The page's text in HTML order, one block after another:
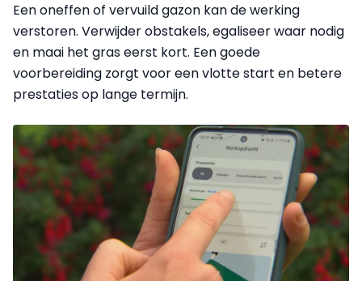
Een oneffen of vervuild gazon kan de werking
verstoren. Verwijder obstakels, egaliseer waar nodig
en maai het gras eerst kort. Een goede
voorbereiding zorgt voor een vlotte start en betere
prestaties op lange termijn.